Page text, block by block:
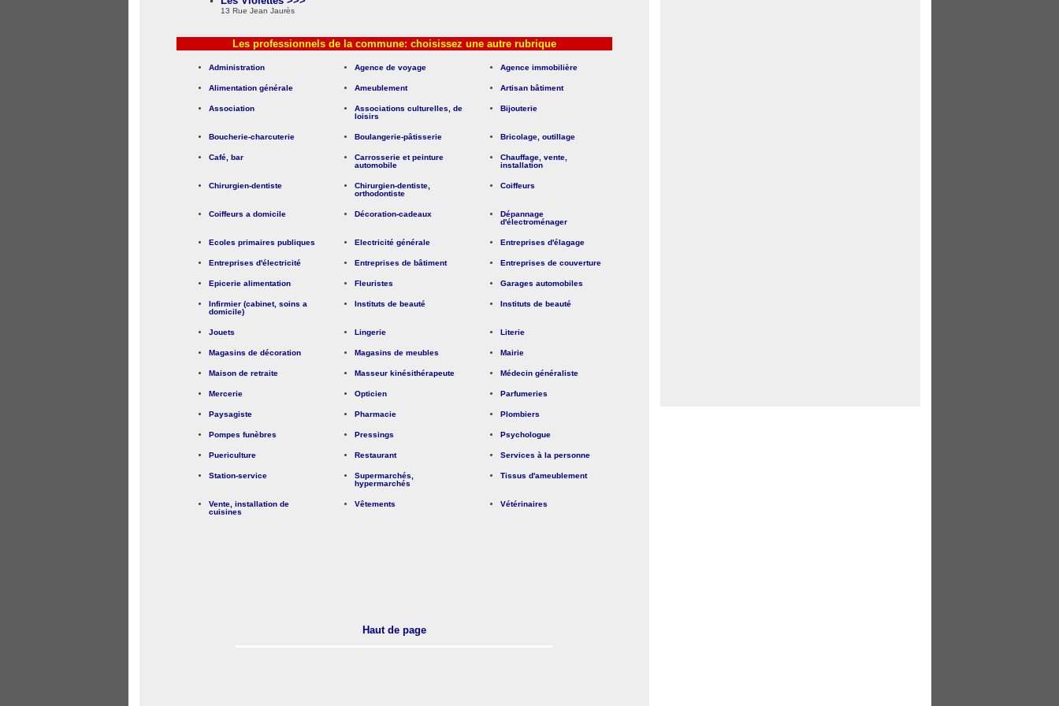
13 Rue Jean Jaurès
Les professionnels de la commune: choisissez une autre rubrique
Administration Agence de voyage Agence immobilière
Alimentation générale Ameublement Artisan bâtiment
Association
Associations culturelles, de
loisirs
Bijouterie
Boucherie-charcuterie Boulangerie-pâtisserie Bricolage, outillage
Café, bar
Carrosserie et peinture
automobile
Chauffage, vente,
installation
Chirurgien-dentiste
Chirurgien-dentiste,
orthodontiste
Coiffeurs
Coiffeurs a domicile Décoration-cadeaux
Dépannage
d'électroménager
Ecoles primaires publiques Electricité générale Entreprises d'élagage
Entreprises d'électricité Entreprises de bâtiment Entreprises de couverture
Epicerie alimentation Fleuristes Garages automobiles
Infirmier (cabinet, soins a
domicile)
Instituts de beauté Instituts de beauté
Jouets Lingerie Literie
Magasins de décoration Magasins de meubles Mairie
Maison de retraite Masseur kinésithérapeute Médecin généraliste
Mercerie Opticien Parfumeries
Paysagiste Pharmacie Plombiers
Pompes funèbres Pressings Psychologue
Puericulture Restaurant Services à la personne
Station-service
Supermarchés,
hypermarchés
Tissus d'ameublement
Vente, installation de
cuisines
Vêtements Vétérinaires
Haut de page